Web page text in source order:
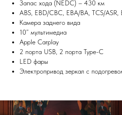
Запас хода (NEDC) – 430 км
ABS, EBD/CBC, EBA/BA, TCS/ASR,
Камера заднего вида
10” мультимедиа
Apple Carplay
2 порта USB, 2 порта Type-C
LED фары
Электропривод зеркал с